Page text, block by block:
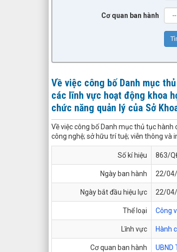
Cơ quan ban hành
Về việc công bố Danh mục
các lĩnh vực hoạt động khoa
chức năng quản lý của Sở
Về việc công bố Danh mục thủ tục
công nghệ; sở hữu trí tuệ; viễn thông và
Số kí hiệu 863/
Ngày ban hành 22/
Ngày bắt đầu hiệu lực 22/
Thể loại Công
Lĩnh vực Hành
Cơ quan ban hành UBND